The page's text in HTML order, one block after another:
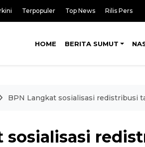
Terpopuler Top News Rilis Pers
HOME BERITA SUMUT
BPN Langkat sosialisasi redistribusi
sosialisasi